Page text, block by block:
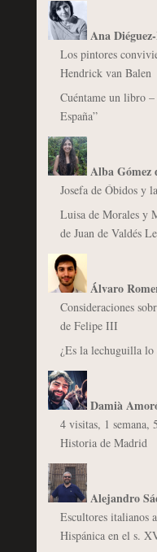
Ana
Los pintores
Hendrick van Balen
Cuéntame un libro
España”
Alba Gómez
Josefa de Óbidos y
Luisa de Morales y
de Juan de Valdés
Álvaro
Consideraciones
de Felipe III
¿Es la lechuguilla lo
Damià
4 visitas, 1 semana,
Historia de Madrid
Alejandro
Escultores italianos
Hispánica en el s.